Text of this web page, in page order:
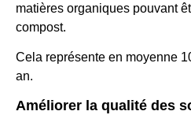
matières organiques pouvant
compost.
Cela représente en moyenne
an.
Améliorer la qualité des